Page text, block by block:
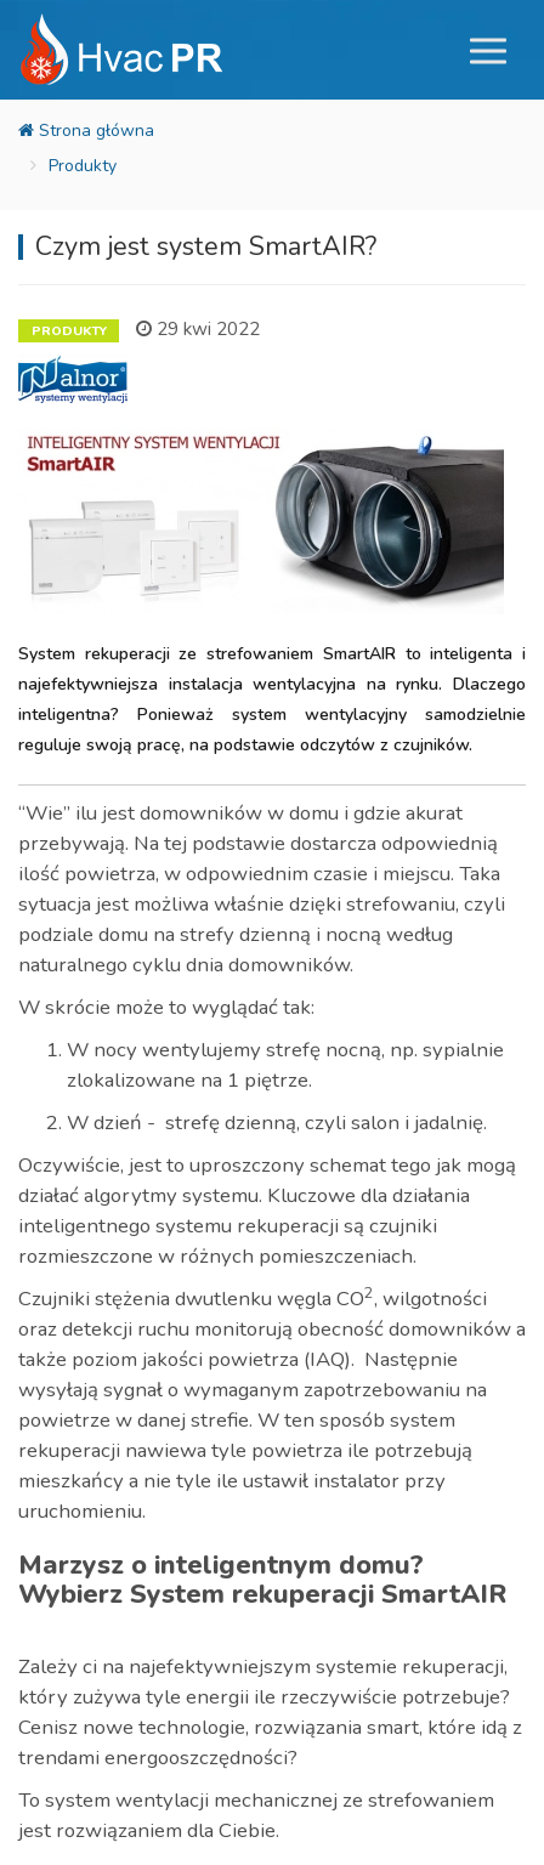
Produkty
Czym jest system SmartAIR?
PRODUKTY 29 kwi 2022
System rekuperacji ze strefowaniem SmartAIR to inteligenta i
najefektywniejsza instalacja wentylacyjna na rynku. Dlaczego
inteligentna? Ponieważ system wentylacyjny samodzielnie
reguluje swoją pracę, na podstawie odczytów z czujników.
“Wie” ilu jest domowników w domu i gdzie akurat
przebywają. Na tej podstawie dostarcza odpowiednią
ilość powietrza, w odpowiednim czasie i miejscu. Taka
sytuacja jest możliwa właśnie dzięki strefowaniu, czyli
podziale domu na strefy dzienną i nocną według
naturalnego cyklu dnia domowników.
W skrócie może to wyglądać tak:
W nocy wentylujemy strefę nocną, np. sypialnie
zlokalizowane na 1 piętrze.
W dzień - strefę dzienną, czyli salon i jadalnię.
Oczywiście, jest to uproszczony schemat tego jak mogą
działać algorytmy systemu. Kluczowe dla działania
inteligentnego systemu rekuperacji są czujniki
rozmieszczone w różnych pomieszczeniach.
Czujniki stężenia dwutlenku węgla CO2, wilgotności
oraz detekcji ruchu monitorują obecność domowników a
także poziom jakości powietrza (IAQ). Następnie
wysyłają sygnał o wymaganym zapotrzebowaniu na
powietrze w danej strefie. W ten sposób system
rekuperacji nawiewa tyle powietrza ile potrzebują
mieszkańcy a nie tyle ile ustawił instalator przy
uruchomieniu.
Marzysz o inteligentnym domu?
Wybierz System rekuperacji SmartAIR
Zależy ci na najefektywniejszym systemie rekuperacji,
który zużywa tyle energii ile rzeczywiście potrzebuje?
Cenisz nowe technologie, rozwiązania smart, które idą z
trendami energooszczędności?
To system wentylacji mechanicznej ze strefowaniem
jest rozwiązaniem dla Ciebie.